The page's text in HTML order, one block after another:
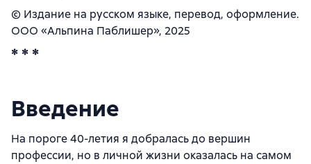
© Издание на русском языке, перевод, оформление.
ООО «Альпина Паблишер», 2025
* * *
Введение
На пороге 40-летия я добралась до вершин
профессии, но в личной жизни оказалась на самом